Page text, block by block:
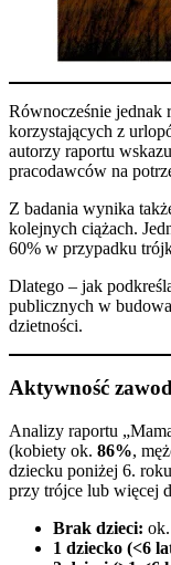
Równocześnie jednak
korzystających z
autorzy raportu
pracodawców na
Z badania wynika
kolejnych ciążach.
60% w przypadku
Dlatego – jak
publicznych w
dzietności.
Aktywność
Analizy raportu
(kobiety ok. 86%,
dziecku poniżej 6.
przy trójce lub więcej
Brak dzieci:
1 dziecko (<6